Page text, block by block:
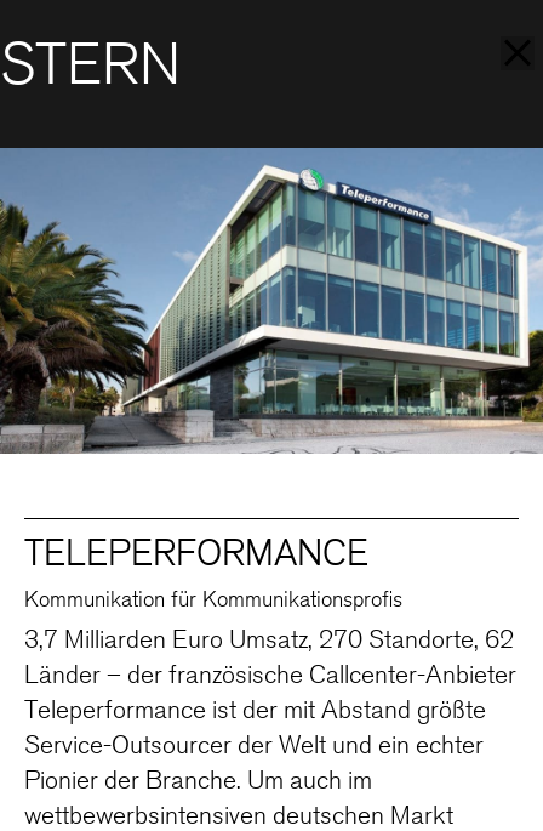
STERN
TELEPERFORMANCE
Kommunikation für Kommunikationsprofis
3,7 Milliarden Euro Umsatz, 270 Standorte, 62
Länder – der französische Callcenter-Anbieter
Teleperformance ist der mit Abstand größte
Service-Outsourcer der Welt und ein echter
Pionier der Branche. Um auch im
wettbewerbsintensiven deutschen Markt